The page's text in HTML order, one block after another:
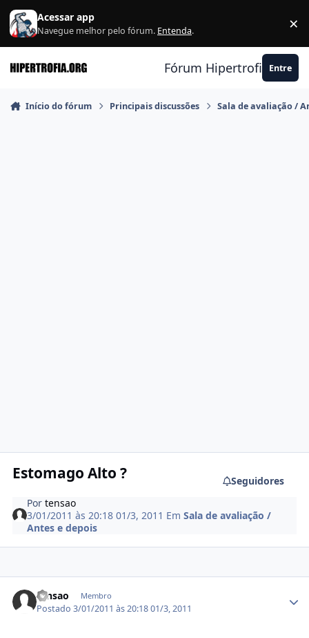
Ir para conteúdo
Acessar app
Navegue melhor pelo fórum. Entenda. ×
Fórum Hipertrofia.org
Entre
Início do fórum Principais discussões Sala de avaliação /
Estomago Alto ?
Seguidores
Portensao
3/01/2011 às 20:1801/3, 2011 EmSala de avaliação /
Antes e depois
tensao Membro
Postado3/01/2011 às 20:1801/3, 2011